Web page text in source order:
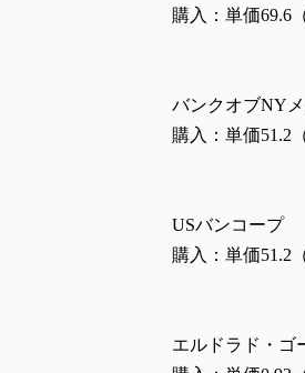
購入：単価69.6
バンクオブNY
購入：単価51.2（
USバンコープ
購入：単価51.2（
エルドラド・ゴ